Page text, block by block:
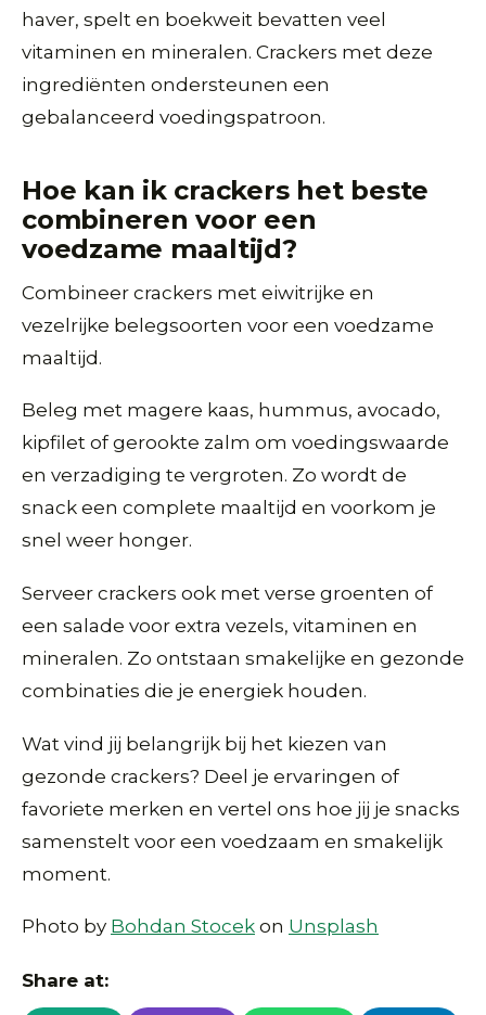
haver, spelt en boekweit bevatten veel
vitaminen en mineralen. Crackers met deze
ingrediënten ondersteunen een
gebalanceerd voedingspatroon.
Hoe kan ik crackers het beste
combineren voor een
voedzame maaltijd?
Combineer crackers met eiwitrijke en
vezelrijke belegsoorten voor een voedzame
maaltijd.
Beleg met magere kaas, hummus, avocado,
kipfilet of gerookte zalm om voedingswaarde
en verzadiging te vergroten. Zo wordt de
snack een complete maaltijd en voorkom je
snel weer honger.
Serveer crackers ook met verse groenten of
een salade voor extra vezels, vitaminen en
mineralen. Zo ontstaan smakelijke en gezonde
combinaties die je energiek houden.
Wat vind jij belangrijk bij het kiezen van
gezonde crackers? Deel je ervaringen of
favoriete merken en vertel ons hoe jij je snacks
samenstelt voor een voedzaam en smakelijk
moment.
Photo by Bohdan Stocek on Unsplash
Share at: